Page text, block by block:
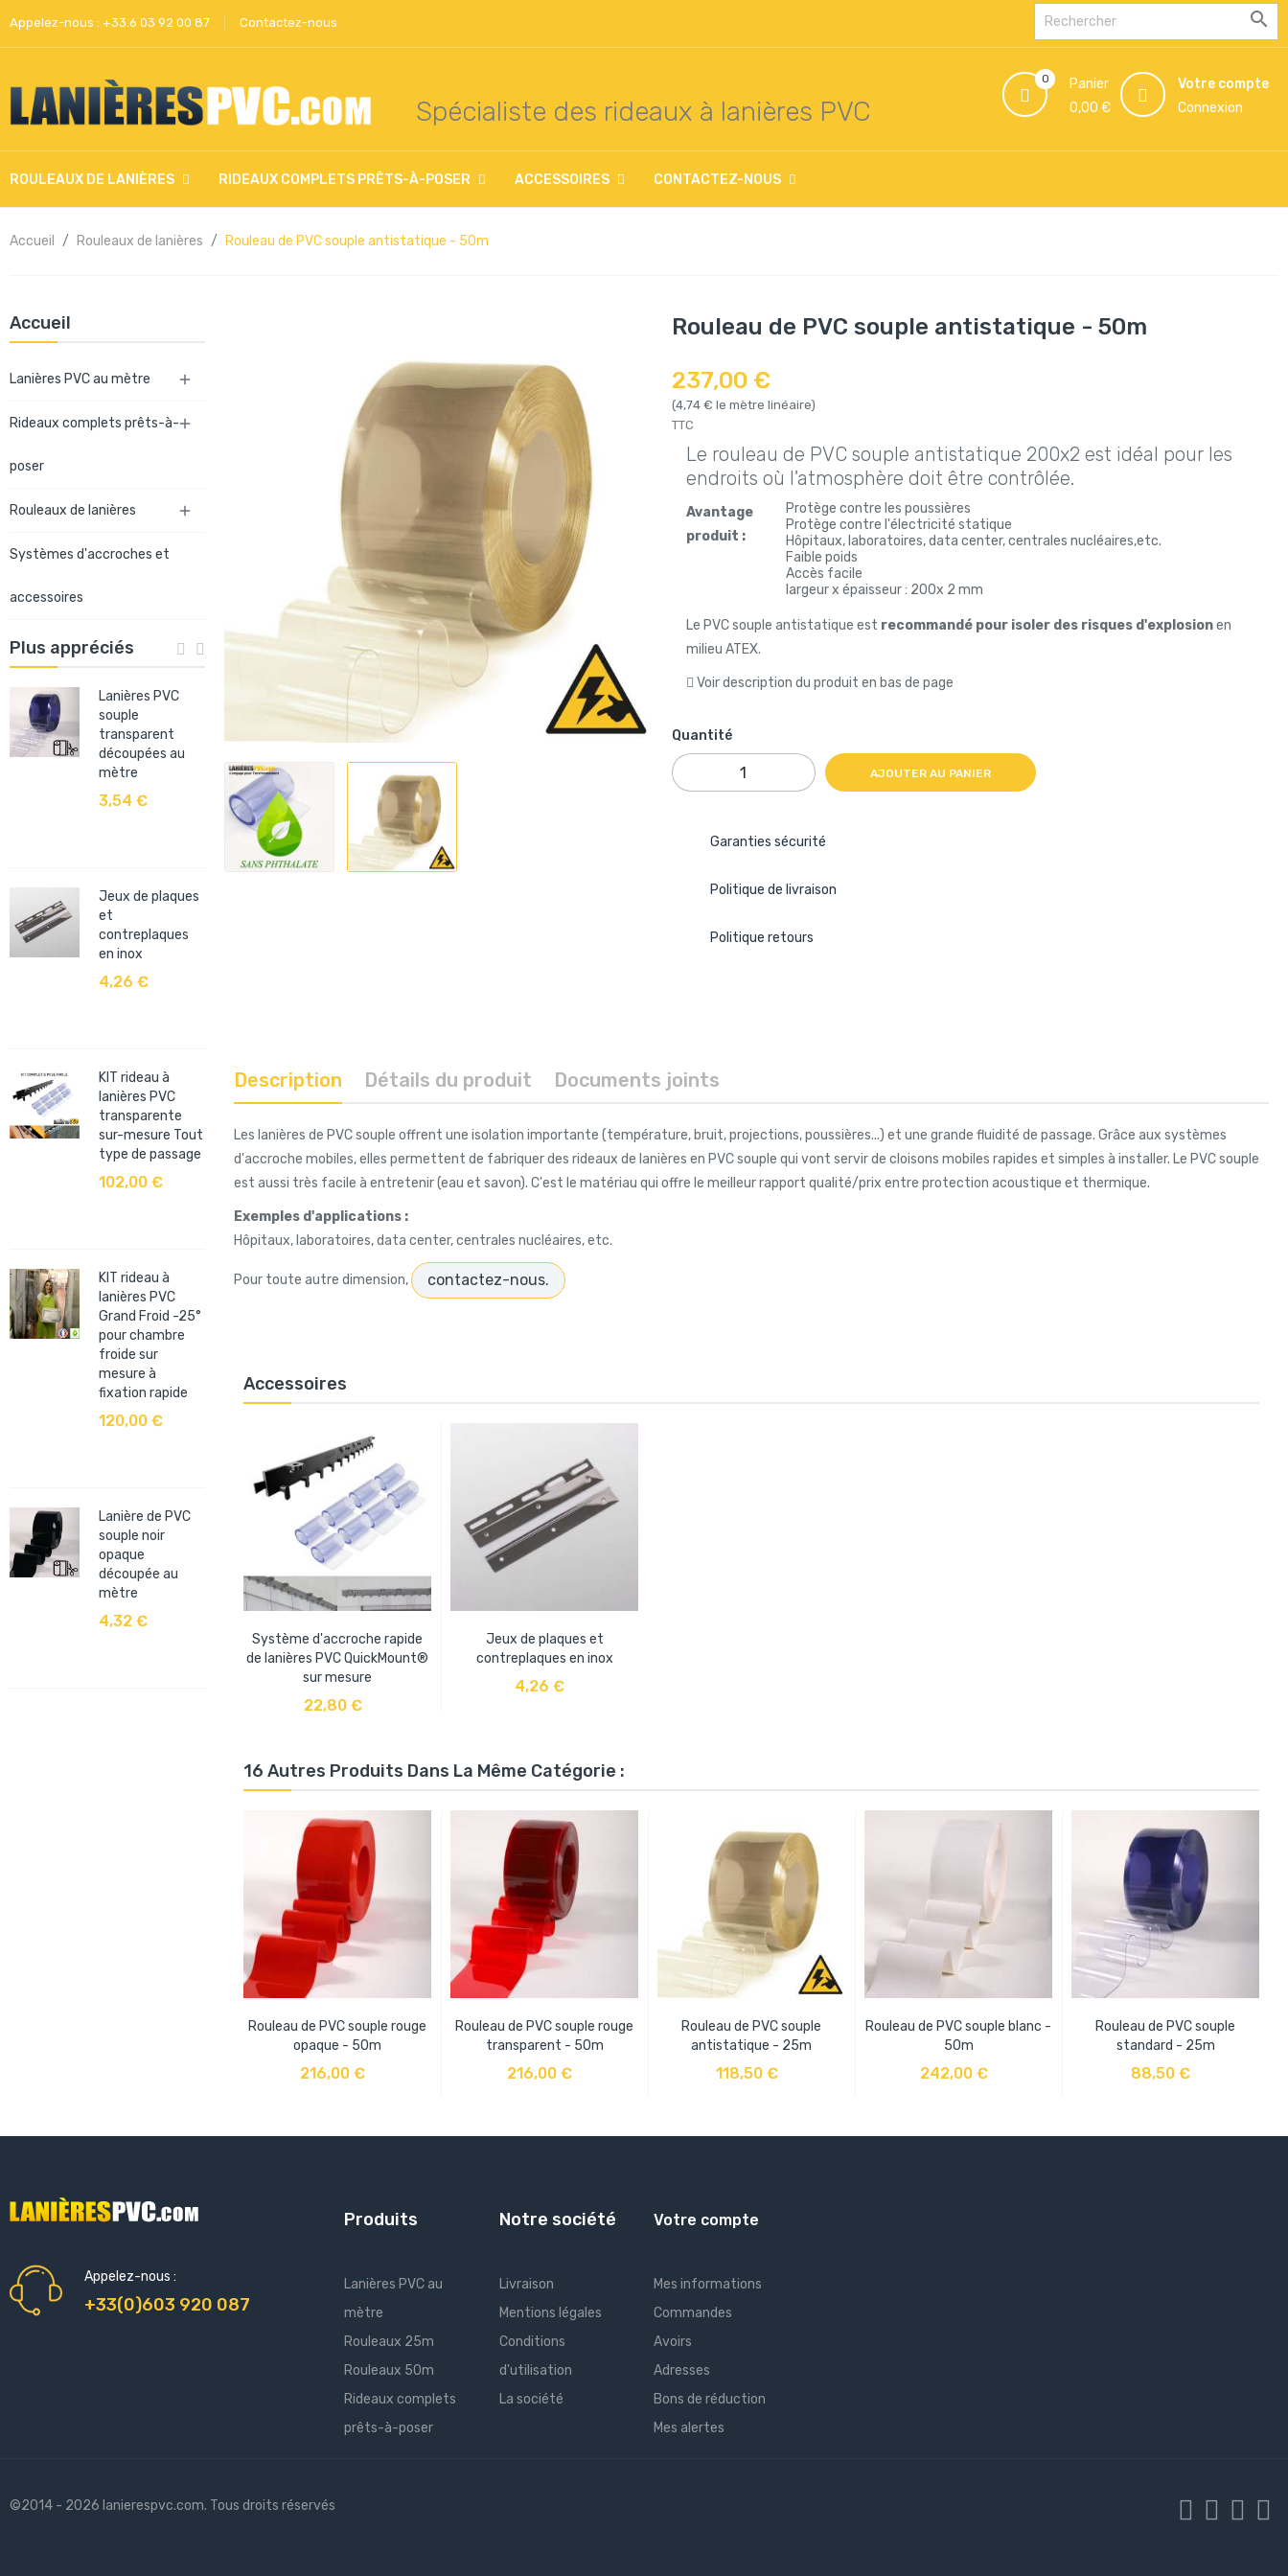
Appelez-nous : +33.6 03 92 00 87 Contactez-nous 
Spécialiste des rideaux à lanières PVC
Votre compte
Connexion
0
Panier
0,00 €
ROULEAUX DE LANIÈRES RIDEAUX COMPLETS PRÊTS-À-POSER ACCESSOIRES CONTACTEZ-NOUS
Accueil Rouleaux de lanières Rouleau de PVC souple antistatique - 50m
Accueil
Lanières PVC au mètre 
Rideaux complets prêts-à-
poser

Rouleaux de lanières 
Systèmes d'accroches et
accessoires
Plus appréciés
Lanières PVC
souple
transparent
découpées au
mètre
3,54 €
Jeux de plaques
et
contreplaques
en inox
4,26 €
KIT rideau à
lanières PVC
transparente
sur-mesure Tout
type de passage
102,00 €
KIT rideau à
lanières PVC
Grand Froid -25°
pour chambre
froide sur
mesure à
fixation rapide
120,00 €
Lanière de PVC
souple noir
opaque
découpée au
mètre
4,32 €
Système
d'accroche
rapide de
QuickMount®
sur mesure
découpée au
mètre
6,98 €
Rouleau de PVC souple antistatique - 50m
237,00 €
(4,74 € le mètre linéaire)
TTC
Le rouleau de PVC souple antistatique 200x2 est idéal pour les
endroits où l'atmosphère doit être contrôlée.
Avantage
produit :
Protège contre les poussières
Protège contre l'électricité statique
Hôpitaux, laboratoires, data center, centrales nucléaires,etc.
Faible poids
Accès facile
largeur x épaisseur : 200x 2 mm
Le PVC souple antistatique est recommandé pour isoler des risques d'explosionen
milieu ATEX.
Voir description du produit en bas de page
Quantité
AJOUTER AU PANIER
Garanties sécurité
Politique de livraison
Politique retours
Description Détails du produit Documents joints
Les lanières de PVC souple offrent une isolation importante (température, bruit, projections, poussières...) et une grande fluidité de passage. Grâce aux systèmes
d'accroche mobiles, elles permettent de fabriquer des rideaux de lanières en PVC souple qui vont servir de cloisons mobiles rapides et simples à installer. Le PVC souple
est aussi très facile à entretenir (eau et savon). C'est le matériau qui offre le meilleur rapport qualité/prix entre protection acoustique et thermique.
Exemples d'applications :
Hôpitaux, laboratoires, data center, centrales nucléaires, etc.
Pour toute autre dimension, contactez-nous.
Accessoires
Système d'accroche rapide
de lanières PVC QuickMount®
sur mesure
22,80 €
Jeux de plaques et
contreplaques en inox
4,26 €
16 Autres Produits Dans La Même Catégorie :
Rouleau de PVC souple rouge
opaque - 50m
216,00 €
Rouleau de PVC souple rouge
transparent - 50m
216,00 €
Rouleau de PVC souple
antistatique - 25m
118,50 €
Rouleau de PVC souple blanc -
50m
242,00 €
Rouleau de PVC souple
standard - 25m
88,50 €
Appelez-nous :
+33(0)603 920 087
Produits
Lanières PVC au
mètre
Rouleaux 25m
Rouleaux 50m
Rideaux complets
prêts-à-poser
Notre société
Livraison
Mentions légales
Conditions
d'utilisation
La société
Votre compte
Mes informations
Commandes
Avoirs
Adresses
Bons de réduction
Mes alertes
©2014 - 2026 lanierespvc.com. Tous droits réservés